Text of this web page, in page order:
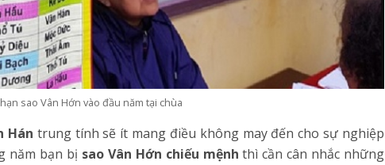
sao Vân Hớn vào đầu năm tại chùa
Hán trung tính sẽ ít mang điều không may đến cho sự nghiệp
năm bạn bị sao Vân Hớn chiếu mệnh thì cần cân nhắc những